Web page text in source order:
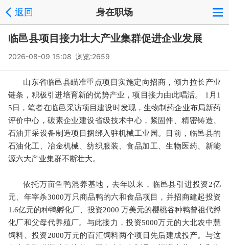
返回 身在职场
临邑县项目接力壮大产业集群促进企业发展
2026-08-09 15:08 浏览:2659
山东省临邑县瞄准重点项目实施定向招商，倾力拉长产业
链条，积极引进培育新的优势产业，项目接力由此唱活。 1月1
5日，笔者在临邑采访项目建设时发现，生物制药企业布局新药
评价中心，碳素企业建设省级技术中心，紧固件、精密铸造、
石油开采设备制造项目捆绑入驻机械工业园。目前，临邑县的
石油化工、冶金机械、纺织服装、食品加工、生物医药、新能
源六大产业集群不断壮大。
依托万亩鱼鸭混养基地，去年以来，临邑县引进投资2亿
元、年宰杀3000万只商品鸭的六和食品项目，并招商建起投资
1.6亿元的种鸭孵化厂、投资2000 万美元的樱桃谷种鸭曾祖代孵
化厂和父母代养殖厂。与此接力，投资5000万元的大北农中慧
饲料、投资2000万元的百汇饲料两个项目先后建成投产。与这